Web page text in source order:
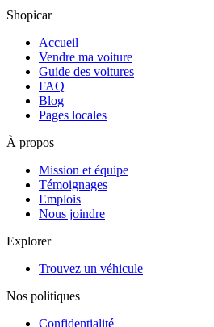
Shopicar
Accueil
Vendre ma voiture
Guide des voitures
FAQ
Blog
Pages locales
À propos
Mission et équipe
Témoignages
Emplois
Nous joindre
Explorer
Trouvez un véhicule
Nos politiques
Confidentialité